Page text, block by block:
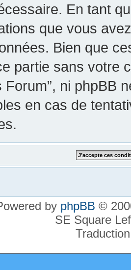
En tant
que vous
Bien que
partie sans votre
Forum”, ni phpBB
en cas de
by phpBB ©
SE Square